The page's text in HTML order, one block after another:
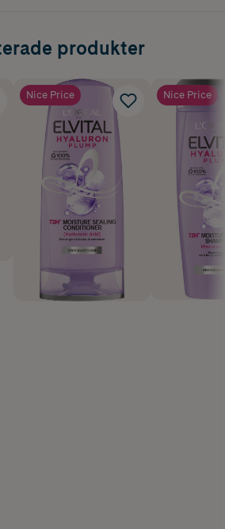
produkter
Nice Price Nice Price